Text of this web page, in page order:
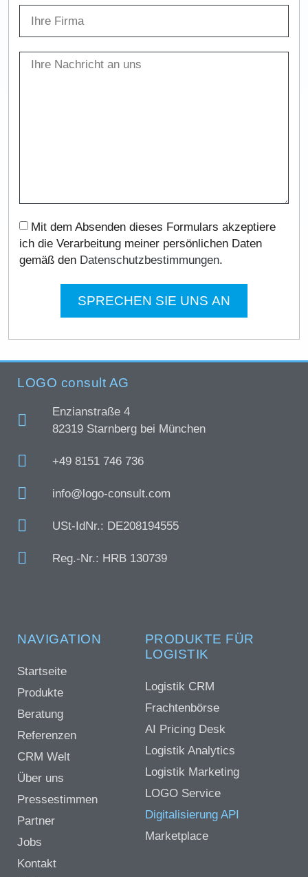
Mit dem Absenden dieses Formulars akzeptiere
ich die Verarbeitung meiner persönlichen Daten
gemäß den Datenschutzbestimmungen.
SPRECHEN SIE UNS AN
LOGO consult AG
Enzianstraße 4
82319 Starnberg bei München
+49 8151 746 736
info@logo-consult.com
USt-IdNr.: DE208194555
Reg.-Nr.: HRB 130739
NAVIGATION
Startseite
Produkte
Beratung
Referenzen
CRM Welt
Über uns
Pressestimmen
Partner
Jobs
Kontakt
PRODUKTE FÜR
LOGISTIK
Logistik CRM
Frachtenbörse
AI Pricing Desk
Logistik Analytics
Logistik Marketing
LOGO Service
Digitalisierung API
Marketplace